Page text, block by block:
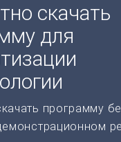
скачать
для
программу